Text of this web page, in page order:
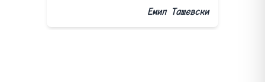
Емил Ташевски